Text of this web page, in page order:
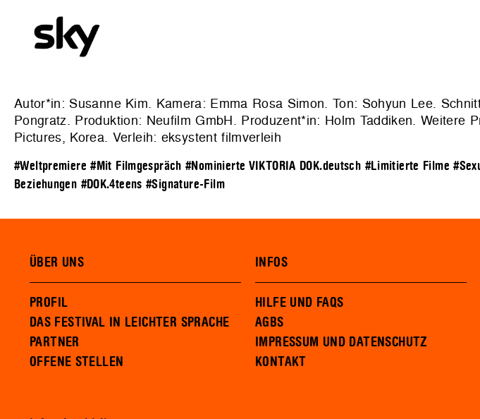
Autor*in: Susanne Kim. Kamera: Emma Rosa Simon. Ton: Sohyun Lee.
Pongratz. Produktion: Neufilm GmbH. Produzent*in: Holm Taddiken. Weitere
Pictures, Korea. Verleih: eksystent filmverleih
#Weltpremiere #Mit Filmgespräch #Nominierte VIKTORIA DOK.deutsch #Limitierte Filme
Beziehungen #DOK.4teens #Signature-Film
ÜBER UNS
PROFIL
DAS FESTIVAL IN LEICHTER SPRACHE
PARTNER
OFFENE STELLEN
INFOS
HILFE UND FAQS
AGBS
IMPRESSUM UND DATENSCHUTZ
KONTAKT